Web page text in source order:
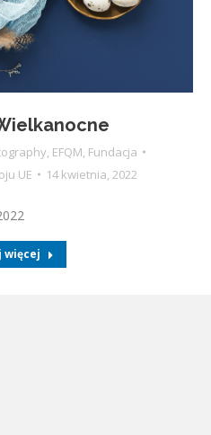
, EFQM, Fundacja
UE 14 kwietnia, 2022
więcej